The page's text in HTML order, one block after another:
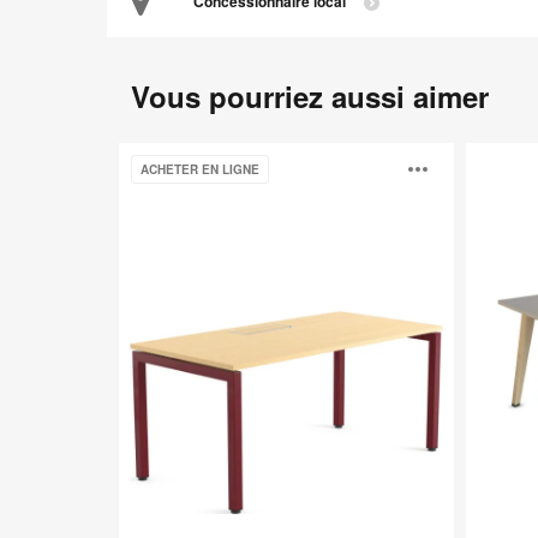
Vous pourriez aussi aimer
Portico
ACHETER EN LIGNE
Ouvrir
bulle
de
l'image